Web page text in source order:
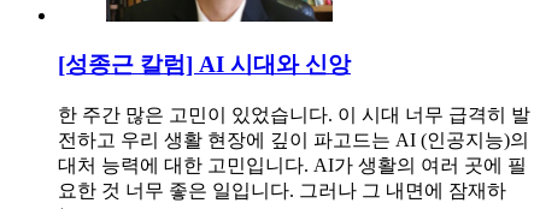
[성종근 칼럼] AI 시대와 신앙
한 주간 많은 고민이 있었습니다. 이 시대 너무 급격히 발
전하고 우리 생활 현장에 깊이 파고드는 AI (인공지능)의
대처 능력에 대한 고민입니다. AI가 생활의 여러 곳에 필
요한 것 너무 좋은 일입니다. 그러나 그 내면에 잠재하